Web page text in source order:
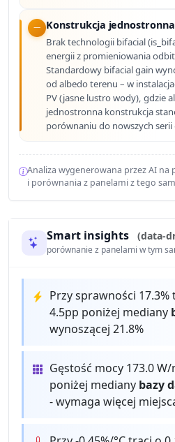
Konstrukcja
Brak technologii bifacial
energii z promieniowania
Standardowy bifacial gain
od albedo terenu – w
PV (jasne lustro wody), gdzie
jednostronna konstrukcja
porównaniu do nowszych
Analiza wygenerowana przez AI
i porównania z panelami z tego
Smart insights (data-
porównanie z panelami w tym
Przy sprawności
4.5pp poniżej mediany
wynoszącej 21.8%
Gęstość mocy 173.0 W/
poniżej mediany bazy
- wymaga więcej